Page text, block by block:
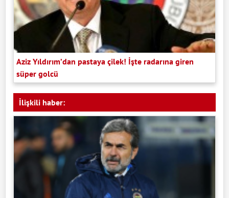
Aziz Yıldırım’dan pastaya çilek! İşte radarına giren
süper golcü
İlişkili haber: